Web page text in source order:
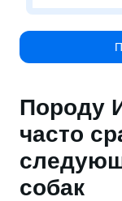
Породу
часто
собак